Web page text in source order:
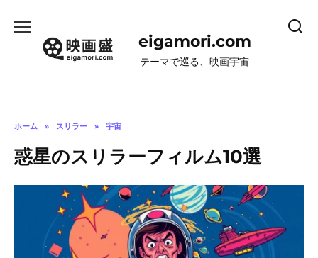
eigamori.com
テーマで巡る、映画宇宙
ホーム » スリラー » 宇宙
惑星のスリラーフィルム10選